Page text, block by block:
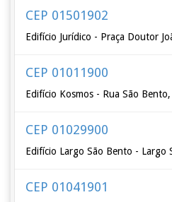
CEP 01501902
Edifício Jurídico - Praça Doutor
CEP 01011900
Edifício Kosmos - Rua São
CEP 01029900
Edifício Largo São Bento - Largo
CEP 01041901